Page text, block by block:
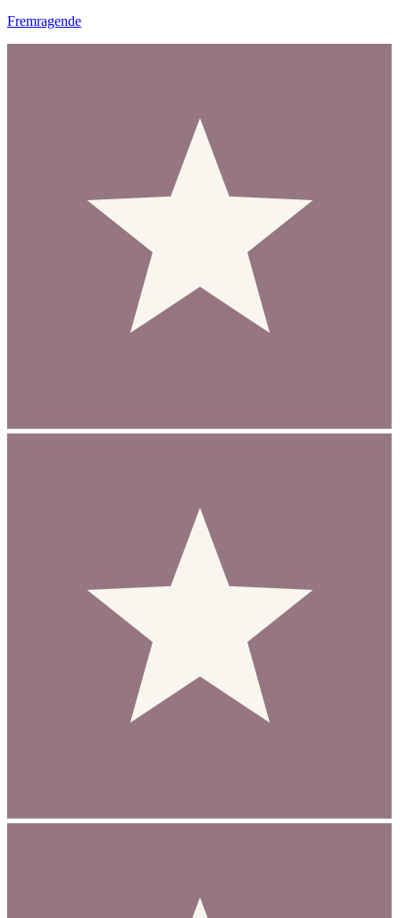
Fremragende